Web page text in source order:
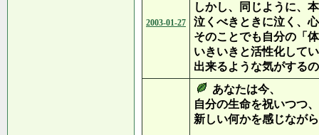
2003-01-27
しかし、同じように、
泣くべきときに泣く、
そのことでも自分の「
いきいきと活性化して
出来るような気がする
あなたは今、
自分の生命を祝いつつ
新しい何かを感じなが